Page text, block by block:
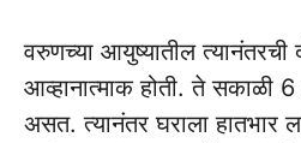
वरुणच्या आयुष्यातील त्यानंतरची
आव्हानात्माक होती. ते सकाळी
असत. त्यानंतर घराला हातभार